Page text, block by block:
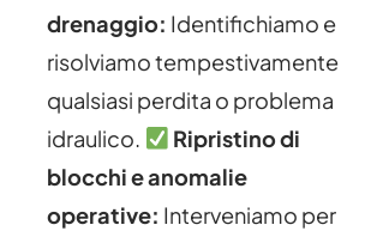
drenaggio: Identifichiamo e
risolviamo tempestivamente
qualsiasi perdita o problema
idraulico.
Ripristino di
blocchi e anomalie
operative: Interveniamo per